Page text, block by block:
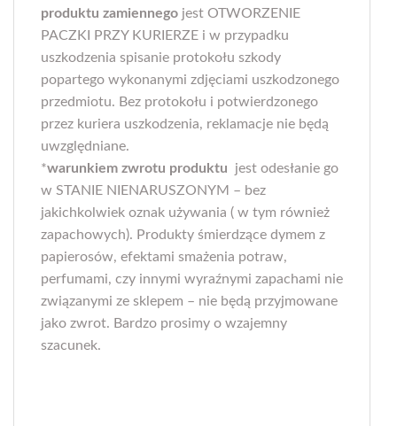
produktu zamiennego jest OTWORZENIE
PACZKI PRZY KURIERZE i w przypadku
uszkodzenia spisanie protokołu szkody
popartego wykonanymi zdjęciami uszkodzonego
przedmiotu. Bez protokołu i potwierdzonego
przez kuriera uszkodzenia, reklamacje nie będą
uwzględniane.
*warunkiem zwrotu produktu
jest odesłanie go
w STANIE NIENARUSZONYM – bez
jakichkolwiek oznak używania ( w tym również
zapachowych). Produkty śmierdzące dymem z
papierosów, efektami smażenia potraw,
perfumami, czy innymi wyraźnymi zapachami nie
związanymi ze sklepem – nie będą przyjmowane
jako zwrot. Bardzo prosimy o wzajemny
szacunek.